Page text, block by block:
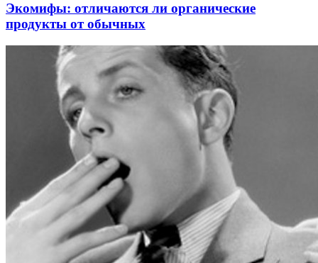
Экомифы: отличаются ли органические
продукты от обычных